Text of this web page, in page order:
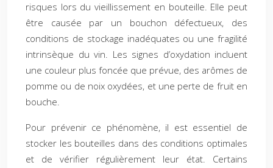
risques lors du vieillissement en bouteille. Elle peut
être causée par un bouchon défectueux, des
conditions de stockage inadéquates ou une fragilité
intrinsèque du vin. Les signes d’oxydation incluent
une couleur plus foncée que prévue, des arômes de
pomme ou de noix oxydées, et une perte de fruit en
bouche.
Pour prévenir ce phénomène, il est essentiel de
stocker les bouteilles dans des conditions optimales
et de vérifier régulièrement leur état. Certains